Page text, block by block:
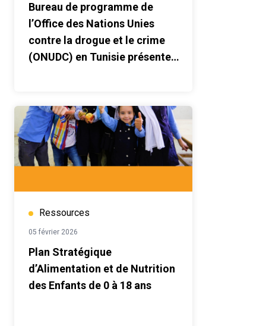
Bureau de programme de
l’Office des Nations Unies
contre la drogue et le crime
(ONUDC) en Tunisie présente
Ressources
05 février 2026
Plan Stratégique
d’Alimentation et de Nutrition
des Enfants de 0 à 18 ans